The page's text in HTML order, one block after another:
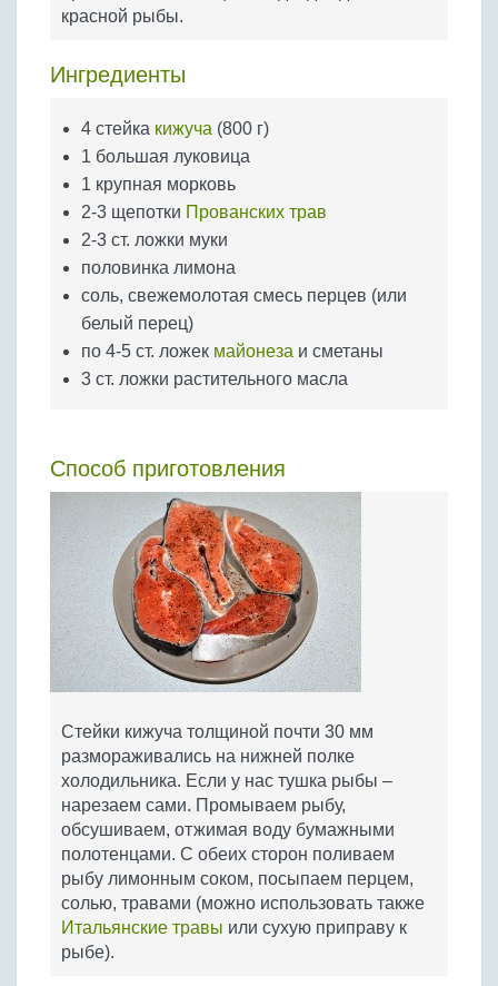
Бобовые
Крупы
красной рыбы.
Ингредиенты
4 стейка кижуча (800 г)
1 большая луковица
1 крупная морковь
2-3 щепотки Прованских трав
2-3 ст. ложки муки
половинка лимона
соль, свежемолотая смесь перцев (или
белый перец)
по 4-5 ст. ложек майонеза и сметаны
3 ст. ложки растительного масла
Способ приготовления
Стейки кижуча толщиной почти 30 мм
размораживались на нижней полке
холодильника. Если у нас тушка рыбы –
нарезаем сами. Промываем рыбу,
обсушиваем, отжимая воду бумажными
полотенцами. С обеих сторон поливаем
рыбу лимонным соком, посыпаем перцем,
солью, травами (можно использовать также
Итальянские травы или сухую приправу к
рыбе).